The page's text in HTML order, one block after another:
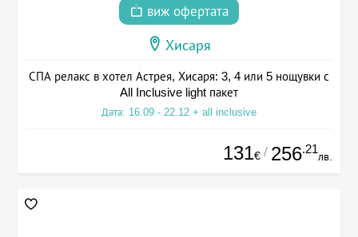
виж офертата
Хисаря
СПА релакс в хотел Астрея, Хисаря: 3, 4 или 5 нощувки с
All Inclusive light пакет
Дата: 16.09 - 22.12 + all inclusive
131€ / 256.21
лв.